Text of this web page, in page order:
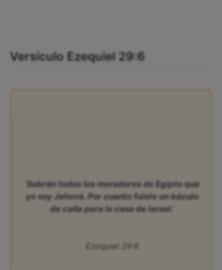
Versículo Ezequiel 29:6
‘Sabrán todos los moradores de Egipto que
yo soy Jehová. Por cuanto fuiste un báculo
de caña para la casa de Israel.’
Ezequiel 29:6